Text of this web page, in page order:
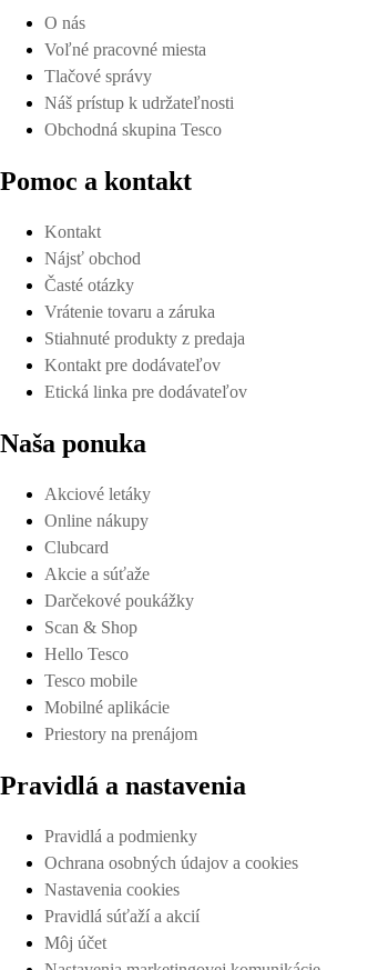
O nás
Voľné pracovné miesta
Tlačové správy
Náš prístup k udržateľnosti
Obchodná skupina Tesco
Pomoc a kontakt
Kontakt
Nájsť obchod
Časté otázky
Vrátenie tovaru a záruka
Stiahnuté produkty z predaja
Kontakt pre dodávateľov
Etická linka pre dodávateľov
Naša ponuka
Akciové letáky
Online nákupy
Clubcard
Akcie a súťaže
Darčekové poukážky
Scan & Shop
Hello Tesco
Tesco mobile
Mobilné aplikácie
Priestory na prenájom
Pravidlá a nastavenia
Pravidlá a podmienky
Ochrana osobných údajov a cookies
Nastavenia cookies
Pravidlá súťaží a akcií
Môj účet